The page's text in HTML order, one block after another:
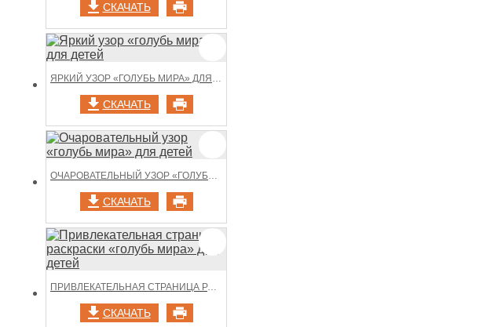
СКАЧАТЬ
ЯРКИЙ УЗОР «ГОЛУБЬ МИРА» ДЛЯ ДЕТЕЙ
СКАЧАТЬ
ОЧАРОВАТЕЛЬНЫЙ УЗОР «ГОЛУБЬ МИРА» ДЛЯ ДЕТЕЙ
СКАЧАТЬ
ПРИВЛЕКАТЕЛЬНАЯ СТРАНИЦА РАСКРАСКИ «ГОЛУБЬ МИРА» ДЛЯ ДЕТЕЙ
СКАЧАТЬ